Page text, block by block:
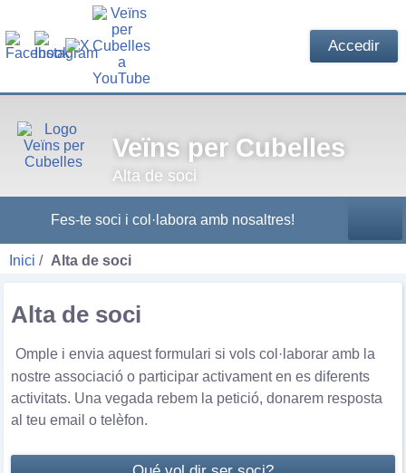
Accedir
Veïns per Cubelles
Alta de soci
Fes-te soci i col·labora amb nosaltres!
Inici Alta de soci
Alta de soci
Omple i envia aquest formulari si vols col·laborar amb la
nostre associació o participar activament en es diferents
activitats. Una vegada rebem la petició, donarem resposta
al teu email o telèfon.